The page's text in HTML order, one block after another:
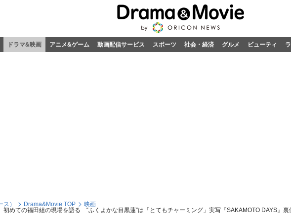
ドラマ&映画 アニメ&ゲーム 動画配信サービス スポーツ 社会・経済 グルメ ビューティ
） Drama&Movie TOP
映画
初めての福田組の現場を語る “ふくよかな目黒蓮”は「とてもチャーミング」実写『SAKAMOTO DAYS』裏